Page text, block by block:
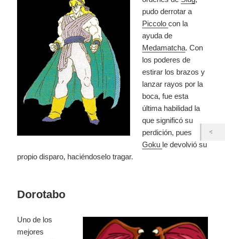
pudo derrotar a
Piccolocon la
ayuda de
Medamatcha. Con
los poderes de
estirar los brazos y
lanzar rayos por la
boca, fue esta
última habilidad la
que significó su
perdición, pues
Goku le devolvió su
propio disparo, haciéndoselo tragar.
Dorotabo
Uno de los
mejores